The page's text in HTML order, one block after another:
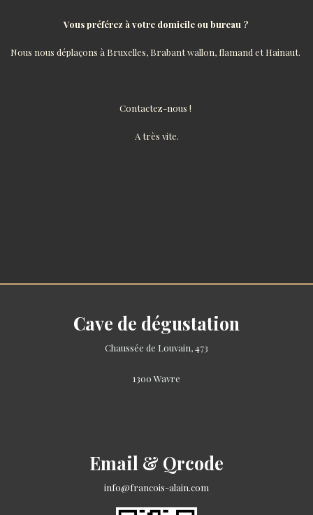
Vous préférez à votre domicile ou bureau ?
Nous nous déplaçons à Bruxelles, Brabant wallon, flamand et Hainaut.
Contactez-nous !
A très vite.
Cave de dégustation
Chaussée de Louvain, 473
1300 Wavre
Email & Qrcode
info@francois-alain.com